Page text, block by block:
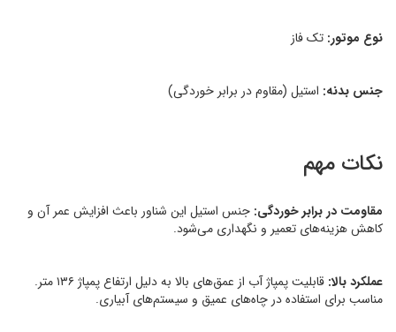
نوع موتور: تک فاز
جنس بدنه: استیل (مقاوم در برابر خوردگی)
نکات مهم
مقاومت در برابر خوردگی: جنس استیل این شناور باعث افزایش عمر آن و
کاهش هزینه‌های تعمیر و نگهداری می‌شود.
عملکرد بالا:
قابلیت پمپاژ آب از عمق‌های بالا به دلیل ارتفاع پمپاژ ۱۳۶ متر.
مناسب برای استفاده در چاه‌های عمیق و سیستم‌های آبیاری.